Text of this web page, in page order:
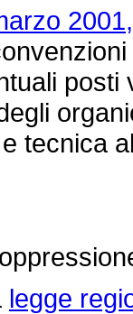
posti
tecnica
legge